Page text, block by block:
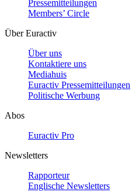
Pressemitteilungen
Members’ Circle
Über Euractiv
Über uns
Kontaktiere uns
Mediahuis
Euractiv Pressemitteilungen
Politische Werbung
Abos
Euractiv Pro
Newsletters
Rapporteur
Englische Newsletters